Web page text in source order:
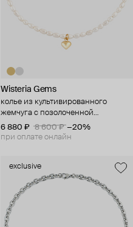
Wisteria Gems
колье из культивированного
жемчуга с позолоченной
подвеской-сердцем
6 880 ₽ 8 600 ₽ −20%
при оплате онлайн
exclusive